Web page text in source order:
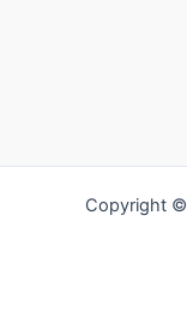
Copyright